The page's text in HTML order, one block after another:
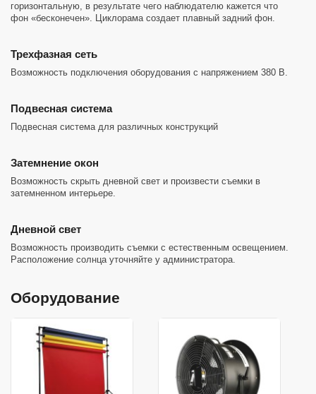
горизонтальную, в результате чего наблюдателю кажется что
фон «бесконечен». Циклорама создает плавный задний фон.
Трехфазная сеть
Возможность подключения оборудования с напряжением 380 В.
Подвесная система
Подвесная система для различных конструкций
Затемнение окон
Возможность скрыть дневной свет и произвести съемки в
затемненном интерьере.
Дневной свет
Возможность производить съемки с естественным освещением.
Расположение солнца уточняйте у администратора.
Оборудование